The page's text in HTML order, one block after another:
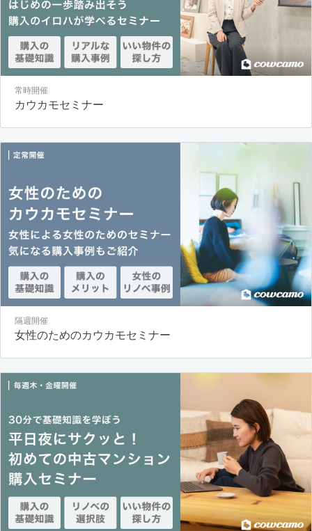
常時開催
カウカモセミナー
隔週開催
女性のためのカウカモセミナー